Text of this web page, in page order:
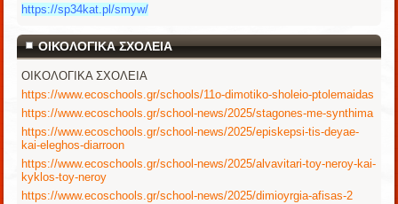
https://sp34kat.pl/smyw/
ΟΙΚΟΛΟΓΙΚΑ ΣΧΟΛΕΙΑ
ΟΙΚΟΛΟΓΙΚΑ ΣΧΟΛΕΙΑ
https://www.ecoschools.gr/schools/11o-dimotiko-sholeio-ptolemaidas
https://www.ecoschools.gr/school-news/2025/stagones-me-synthima
https://www.ecoschools.gr/school-news/2025/episkepsi-tis-deyae-
kai-eleghos-diarroon
https://www.ecoschools.gr/school-news/2025/alvavitari-toy-neroy-kai-
kyklos-toy-neroy
https://www.ecoschools.gr/school-news/2025/dimioyrgia-afisas-2